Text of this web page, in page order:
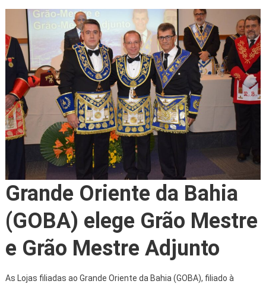
Grande Oriente da Bahia
(GOBA) elege Grão Mestre
e Grão Mestre Adjunto
As Lojas filiadas ao Grande Oriente da Bahia (GOBA), filiado à